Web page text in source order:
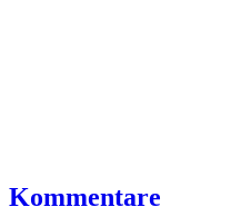
Kommentare